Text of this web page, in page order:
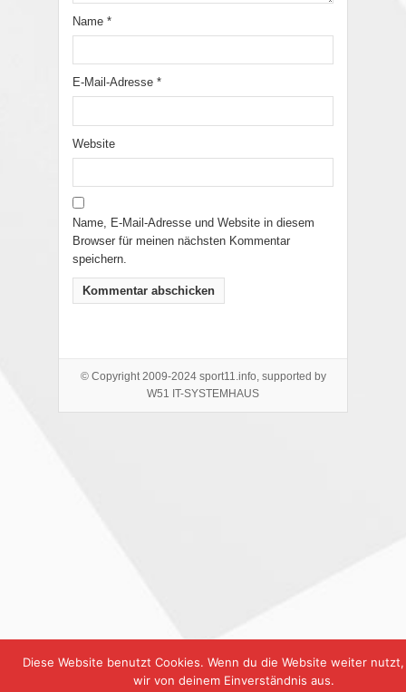
Name *
E-Mail-Adresse *
Website
Name, E-Mail-Adresse und Website in diesem
Browser für meinen nächsten Kommentar
speichern.
© Copyright 2009-2024 sport11.info, supported by
W51 IT-SYSTEMHAUS
Diese Website benutzt Cookies. Wenn du die Website weiter
wir von deinem Einverständnis aus.